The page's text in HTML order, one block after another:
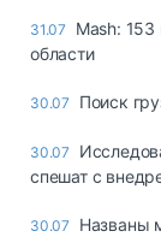
31.07
Mash:
области
30.07 Поиск
30.07
спешат с
30.07
Названы